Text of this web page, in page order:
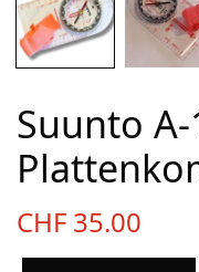
Suunto
CHF 35.00
Team
Kontakt
Produkt-Kategorien
Aktion
Aktuell
Bekleidung